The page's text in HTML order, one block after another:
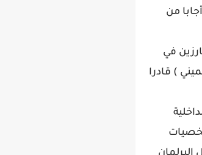
من
في
) قادرا